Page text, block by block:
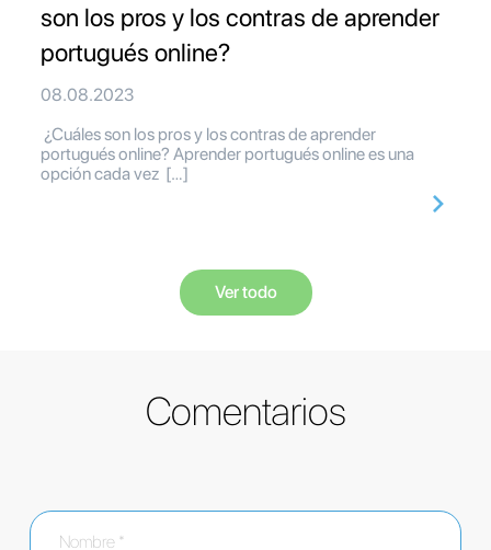
son los pros y los contras de aprender
portugués online?
08.08.2023
¿Cuáles son los pros y los contras de aprender
portugués online? Aprender portugués online es una
opción cada vez […]
Ver todo
Comentarios